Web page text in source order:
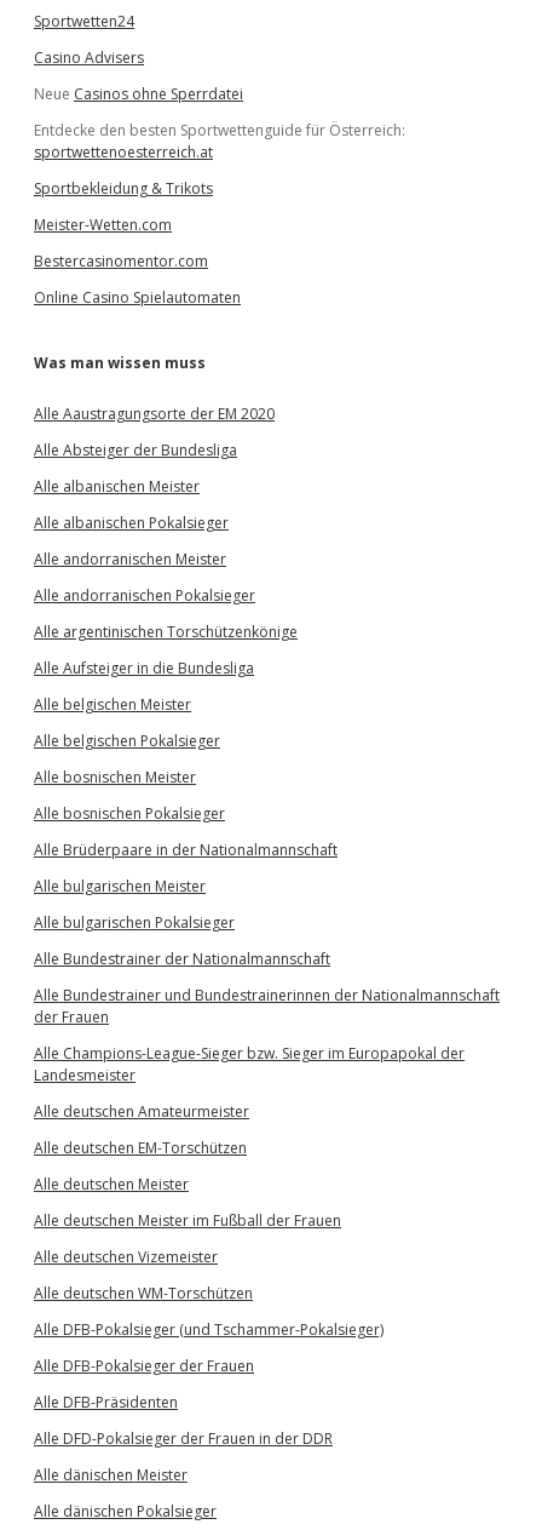
Sportwetten24
Casino Advisers
Neue Casinos ohne Sperrdatei
Entdecke den besten Sportwettenguide für Österreich:
sportwettenoesterreich.at
Sportbekleidung & Trikots
Meister-Wetten.com
Bestercasinomentor.com
Online Casino Spielautomaten
Was man wissen muss
Alle Aaustragungsorte der EM 2020
Alle Absteiger der Bundesliga
Alle albanischen Meister
Alle albanischen Pokalsieger
Alle andorranischen Meister
Alle andorranischen Pokalsieger
Alle argentinischen Torschützenkönige
Alle Aufsteiger in die Bundesliga
Alle belgischen Meister
Alle belgischen Pokalsieger
Alle bosnischen Meister
Alle bosnischen Pokalsieger
Alle Brüderpaare in der Nationalmannschaft
Alle bulgarischen Meister
Alle bulgarischen Pokalsieger
Alle Bundestrainer der Nationalmannschaft
Alle Bundestrainer und Bundestrainerinnen der Nationalmannschaft
der Frauen
Alle Champions-League-Sieger bzw. Sieger im Europapokal der
Landesmeister
Alle deutschen Amateurmeister
Alle deutschen EM-Torschützen
Alle deutschen Meister
Alle deutschen Meister im Fußball der Frauen
Alle deutschen Vizemeister
Alle deutschen WM-Torschützen
Alle DFB-Pokalsieger (und Tschammer-Pokalsieger)
Alle DFB-Pokalsieger der Frauen
Alle DFB-Präsidenten
Alle DFD-Pokalsieger der Frauen in der DDR
Alle dänischen Meister
Alle dänischen Pokalsieger